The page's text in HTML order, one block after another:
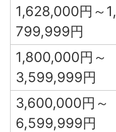
1,628,000円～1,
799,999円
1,800,000円～
3,599,999円
3,600,000円～
6,599,999円